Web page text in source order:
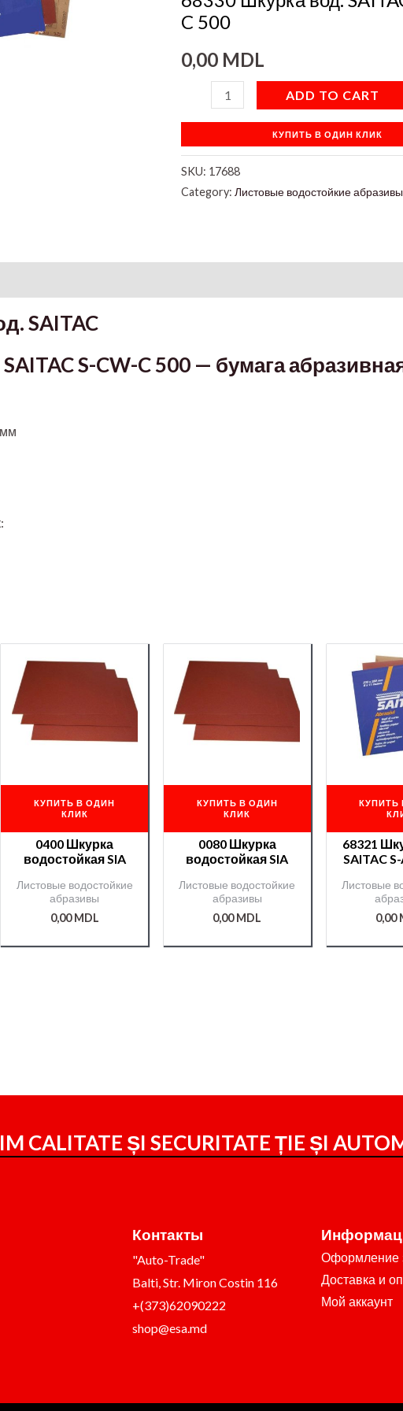
C 500
0,00 MDL
C
quantity
ADD TO CART
КУПИТЬ В ОДИН КЛИК
SKU: 17688
Category:Листовые водостойкие абразивы
SAITAC
S-CW-C 500 — бумага
КУПИТЬ В ОДИН
КЛИК
0400 Шкурка
водостойкая SIA
Листовые водостойкие
абразивы
0,00MDL
КУПИТЬ В ОДИН
КЛИК
0080 Шкурка
водостойкая SIA
Листовые водостойкие
абразивы
0,00MDL
КУПИТЬ
68321
SAITAC
Листовые
0,00
CALITATE ȘI SECURITATE ȚIE ȘI
Контакты
"Auto-Trade"
Balti, Str. Miron Costin 116
+(373)62090222
shop@esa.md
Оформление
Доставка и
Мой аккаунт